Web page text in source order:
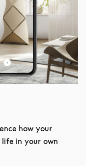
how your
in your own